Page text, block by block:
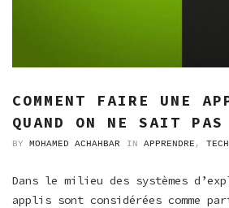
COMMENT FAIRE UNE
QUAND ON NE SAIT PAS
BY MOHAMED ACHAHBAR IN APPRENDRE ,
Dans le milieu des systèmes
applis sont considérées comme